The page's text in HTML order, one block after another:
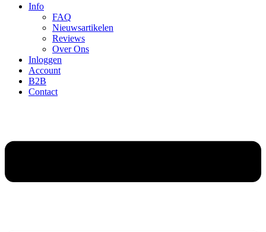
Info
FAQ
Nieuwsartikelen
Reviews
Over Ons
Inloggen
Account
B2B
Contact